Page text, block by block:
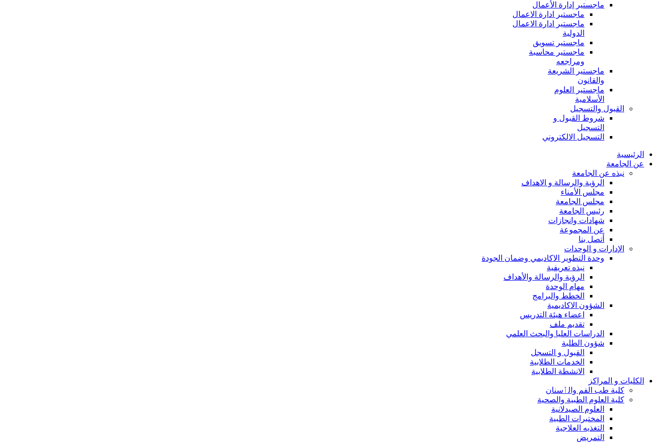
ماجستير إدارة الأعمال
ماجستير ادارة الاعمال
ماجستير ادارة الاعمال
الدولية
ماجستير تسويق
ماجستير محاسبة
ومراجعه
ماجستير الشريعة
والقانون
ماجستير العلوم
الأسلامية
القبول والتسجيل
شروط القبول و
التسجيل
التسجيل الالكتروني
الرئيسية
عن الجامعة
نبذه عن الجامعة
الرؤية والرسالة و الاهداف
مجلس الأمناء
مجلس الجامعة
رئيس الجامعة
شهادات وانجازات
عن المجموعة
أتصل بنا
الإدارات و الوحدات
وحدة التطوير الاكاديمي وضمان الجودة
نبذه تعريفية
الرؤية والرسالة والأهداف
مهام الوحدة
الخطط والبرامج
الشؤون الاكاديمية
اعضاء هيئة التدريس
تقديم ملف
الدراسات العليا والبحث العلمي
شؤون الطلبة
القبول و التسجل
الخدمات الطلابية
الانشطة الطلابية
الكليات و المراكز
كلية طب الفم والٲسنان
كلية العلوم الطبية والصحية
العلوم الصيدلانية
المختبرات الطبية
التغذيه العلاجية
التمريض